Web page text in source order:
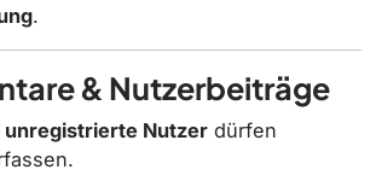
.
& Nutzerbeiträge
unregistrierte Nutzer dürfen